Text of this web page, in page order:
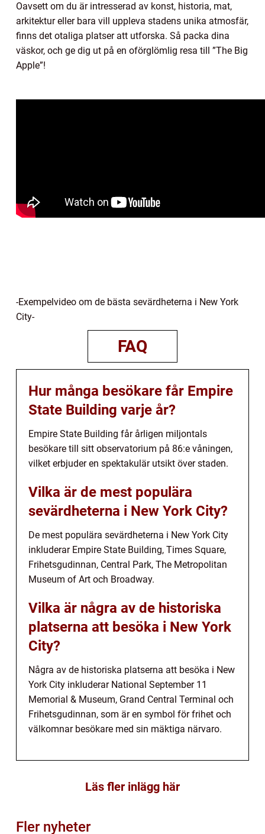
Oavsett om du är intresserad av konst, historia, mat,
arkitektur eller bara vill uppleva stadens unika atmosfär,
finns det otaliga platser att utforska. Så packa dina
väskor, och ge dig ut på en oförglömlig resa till ”The Big
Apple”!
-Exempelvideo om de bästa sevärdheterna i New York
City-
FAQ
Hur många besökare får Empire
State Building varje år?
Empire State Building får årligen miljontals
besökare till sitt observatorium på 86:e våningen,
vilket erbjuder en spektakulär utsikt över staden.
Vilka är de mest populära
sevärdheterna i New York City?
De mest populära sevärdheterna i New York City
inkluderar Empire State Building, Times Square,
Frihetsgudinnan, Central Park, The Metropolitan
Museum of Art och Broadway.
Vilka är några av de historiska
platserna att besöka i New York
City?
Några av de historiska platserna att besöka i New
York City inkluderar National September 11
Memorial & Museum, Grand Central Terminal och
Frihetsgudinnan, som är en symbol för frihet och
välkomnar besökare med sin mäktiga närvaro.
Läs fler inlägg här
Fler nyheter